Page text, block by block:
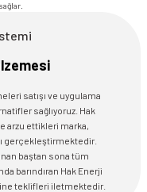
satışı ve uygulama
sağlıyoruz. Hak
arzu ettikleri marka,
gerçekleştirmektedir.
baştan sona tüm
barındıran Hak Enerji
teklifleri iletmektedir.